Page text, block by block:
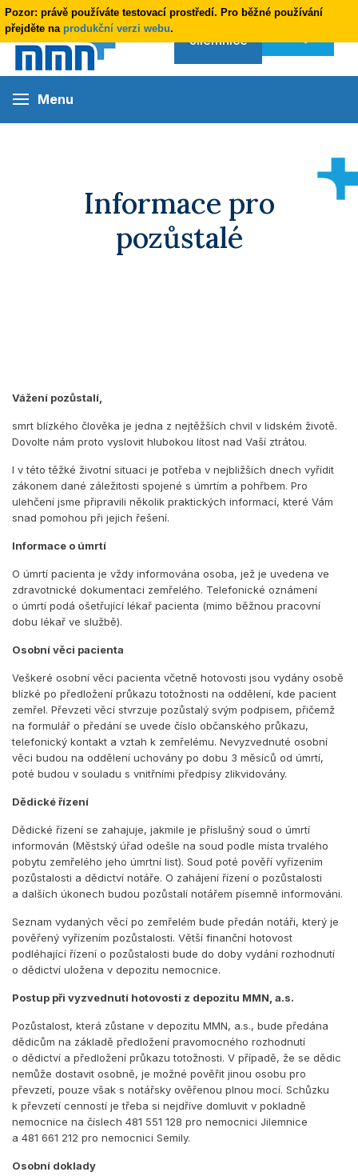
Jilemnice
Menu
Pozor: právě používáte testovací prostředí. Pro běžné používání
přejděte naprodukční verzi webu.
Informace pro
pozůstalé
Vážení pozůstalí,
smrt blízkého člověka je jedna z nejtěžších chvil v lidském životě.
Dovolte nám proto vyslovit hlubokou lítost nad Vaší ztrátou.
I v této těžké životní situaci je potřeba v nejbližších dnech vyřídit
zákonem dané záležitosti spojené s úmrtím a pohřbem. Pro
ulehčení jsme připravili několik praktických informací, které Vám
snad pomohou při jejich řešení.
Informace o úmrtí
O úmrtí pacienta je vždy informována osoba, jež je uvedena ve
zdravotnické dokumentaci zemřelého. Telefonické oznámení
o úmrtí podá ošetřující lékař pacienta (mimo běžnou pracovní
dobu lékař ve službě).
Osobní věci pacienta
Veškeré osobní věci pacienta včetně hotovosti jsou vydány osobě
blízké po předložení průkazu totožnosti na oddělení, kde pacient
zemřel. Převzetí věcí stvrzuje pozůstalý svým podpisem, přičemž
na formulář o předání se uvede číslo občanského průkazu,
telefonický kontakt a vztah k zemřelému. Nevyzvednuté osobní
věci budou na oddělení uchovány po dobu 3 měsíců od úmrtí,
poté budou v souladu s vnitřními předpisy zlikvidovány.
Dědické řízení
Dědické řízení se zahajuje, jakmile je příslušný soud o úmrtí
informován (Městský úřad odešle na soud podle místa trvalého
pobytu zemřelého jeho úmrtní list). Soud poté pověří vyřízením
pozůstalosti a dědictví notáře. O zahájení řízení o pozůstalosti
a dalších úkonech budou pozůstalí notářem písemně informováni.
Seznam vydaných věcí po zemřelém bude předán notáři, který je
pověřený vyřízením pozůstalosti. Větší finanční hotovost
podléhající řízení o pozůstalosti bude do doby vydání rozhodnutí
o dědictví uložena v depozitu nemocnice.
Postup při vyzvednutí hotovosti z depozitu MMN, a.s.
Pozůstalost, která zůstane v depozitu MMN, a.s., bude předána
dědicům na základě předložení pravomocného rozhodnutí
o dědictví a předložení průkazu totožnosti. V případě, že se dědic
nemůže dostavit osobně, je možné pověřit jinou osobu pro
převzetí, pouze však s notářsky ověřenou plnou mocí. Schůzku
k převzetí cenností je třeba si nejdříve domluvit v pokladně
nemocnice na číslech 481 551 128 pro nemocnici Jilemnice
a 481 661 212 pro nemocnici Semily.
Osobní doklady